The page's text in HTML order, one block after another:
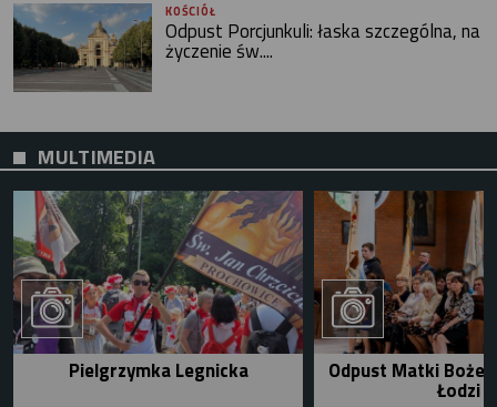
KOŚCIÓŁ
Odpust Porcjunkuli: łaska szczególna, na
życzenie św....
MULTIMEDIA
Pielgrzymka Legnicka Odpust Matki Bożej
Łodzi